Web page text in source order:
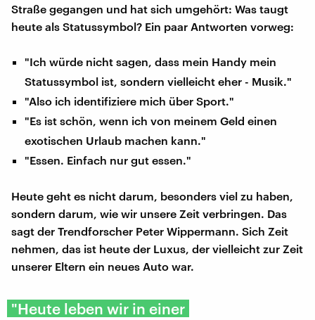
Straße gegangen und hat sich umgehört: Was taugt
heute als Statussymbol? Ein paar Antworten vorweg:
"Ich würde nicht sagen, dass mein Handy mein
Statussymbol ist, sondern vielleicht eher - Musik."
"Also ich identifiziere mich über Sport."
"Es ist schön, wenn ich von meinem Geld einen
exotischen Urlaub machen kann."
"Essen. Einfach nur gut essen."
Heute geht es nicht darum, besonders viel zu haben,
sondern darum, wie wir unsere Zeit verbringen. Das
sagt der Trendforscher Peter Wippermann. Sich Zeit
nehmen, das ist heute der Luxus, der vielleicht zur Zeit
unserer Eltern ein neues Auto war.
"Heute leben wir in einer